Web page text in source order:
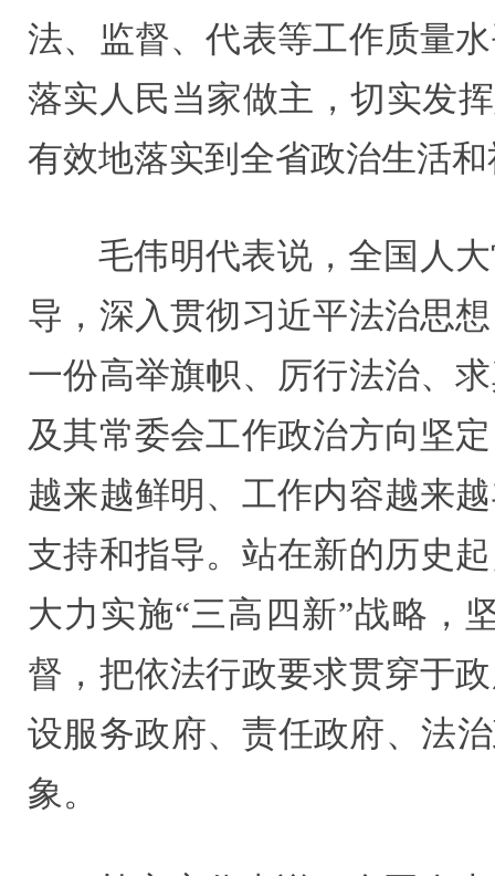
法、监督、代表等工作质量
落实人民当家做主，切实发
有效地落实到全省政治生活
毛伟明代表说，全国人
导，深入贯彻习近平法治思
一份高举旗帜、厉行法治、
及其常委会工作政治方向坚
越来越鲜明、工作内容越来
支持和指导。站在新的历史
大力实施“三高四新”战略，
督，把依法行政要求贯穿于
设服务政府、责任政府、法
象。